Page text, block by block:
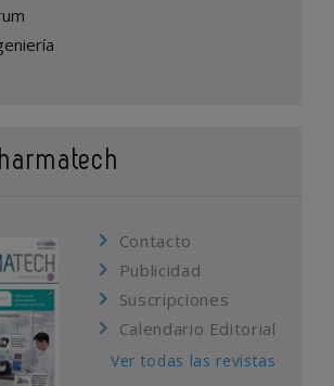
Contacto
Publicidad
Suscripciones
Calendario Editorial
Ver todas las revistas